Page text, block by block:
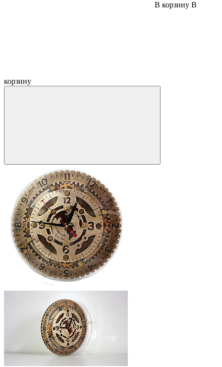
В корзину В
корзину